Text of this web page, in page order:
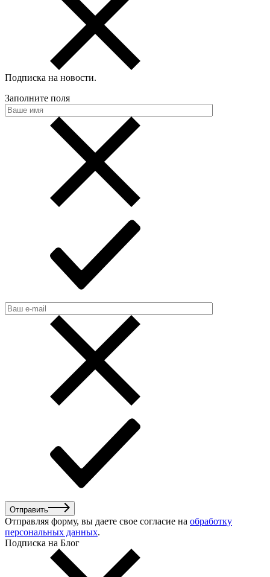
Подписка на новости.
Заполните поля
Отправить
Отправляя форму, вы даете свое согласие на обработку
персональных данных.
Подписка на Блог